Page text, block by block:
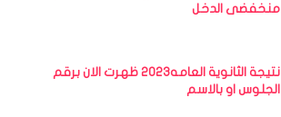
منخفضى الدخل
نتيجة الثانوية العامه2023 ظهرت الان برقم
الجلوس او بالاسم